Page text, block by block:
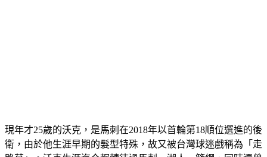
現年才25歲的沃克，是馬刺在2018年以首輪第18順位選進的後
衛，由於他生涯早期的髮型特殊，故又被台灣球迷戲稱為「走